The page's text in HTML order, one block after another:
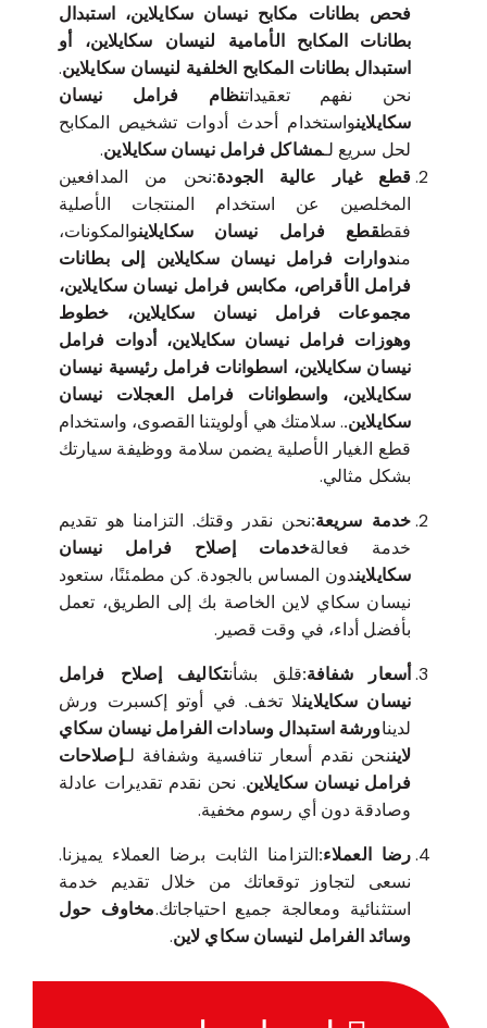
فحص بطانات مكابح نيسان سكايلاين، استبدال
بطانات المكابح الأمامية لنيسان سكايلاين، أو
استبدال بطانات المكابح الخلفية لنيسان سكايلاين.
نحن نفهم تعقيداتنظام فرامل نيسان
سكايلاينواستخدام أحدث أدوات تشخيص المكابح
لحل سريع لـمشاكل فرامل نيسان سكايلاين.
قطع غيار عالية الجودة:نحن من المدافعين
المخلصين عن استخدام المنتجات الأصلية
فقطقطع فرامل نيسان سكايلاينوالمكونات،
مندوارات فرامل نيسان سكايلاين إلى بطانات
فرامل الأقراص، مكابس فرامل نيسان سكايلاين،
مجموعات فرامل نيسان سكايلاين، خطوط
وهوزات فرامل نيسان سكايلاين، أدوات فرامل
نيسان سكايلاين، اسطوانات فرامل رئيسية نيسان
سكايلاين، واسطوانات فرامل العجلات نيسان
سكايلاين.. سلامتك هي أولويتنا القصوى، واستخدام
قطع الغيار الأصلية يضمن سلامة ووظيفة سيارتك
بشكل مثالي.
خدمة سريعة:نحن نقدر وقتك. التزامنا هو تقديم
خدمة فعالةخدمات إصلاح فرامل نيسان
سكايلايندون المساس بالجودة. كن مطمئنًا، ستعود
نيسان سكاي لاين الخاصة بك إلى الطريق، تعمل
بأفضل أداء، في وقت قصير.
أسعار شفافة:قلق بشأنتكاليف إصلاح فرامل
نيسان سكايلاينلا تخف. في أوتو إكسبرت ورش
لديناورشة استبدال وسادات الفرامل نيسان سكاي
لايننحن نقدم أسعار تنافسية وشفافة لـإصلاحات
فرامل نيسان سكايلاين. نحن نقدم تقديرات عادلة
وصادقة دون أي رسوم مخفية.
رضا العملاء:التزامنا الثابت برضا العملاء يميزنا.
نسعى لتجاوز توقعاتك من خلال تقديم خدمة
استثنائية ومعالجة جميع احتياجاتك.مخاوف حول
وسائد الفرامل لنيسان سكاي لاين.